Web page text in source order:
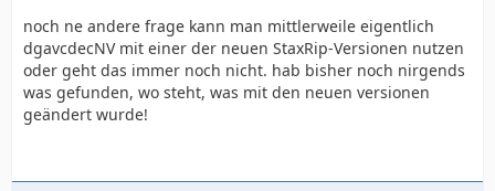
noch ne andere frage kann man mittlerweile eigentlich
dgavcdecNV mit einer der neuen StaxRip-Versionen nutzen
oder geht das immer noch nicht. hab bisher noch nirgends
was gefunden, wo steht, was mit den neuen versionen
geändert wurde!